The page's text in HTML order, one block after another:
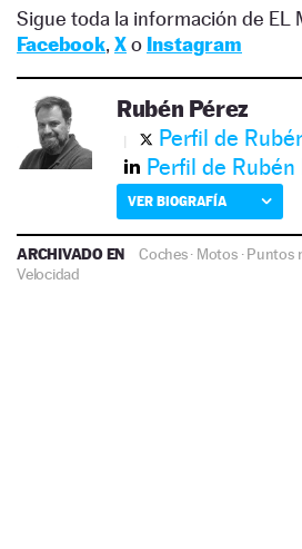
Sigue toda la información de EL
Facebook, Xo Instagram
Rubén Pérez
Perfil de
Perfil de
VER BIOGRAFÍA
ARCHIVADO EN Coches· Motos·Puntos
Velocidad